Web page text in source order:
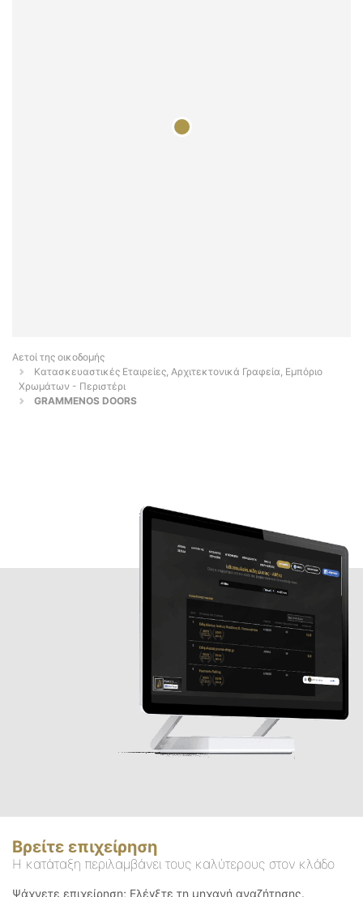
Αετοί της οικοδομής
Κατασκευαστικές Εταιρείες, Αρχιτεκτονικά Γραφεία, Εμπόριο
Χρωμάτων - Περιστέρι
GRAMMENOS DOORS
Βρείτε επιχείρηση
Η κατάταξη περιλαμβάνει τους καλύτερους στον κλάδο
Ψάχνετε επιχείρηση; Ελέγξτε τη μηχανή αναζήτησης.